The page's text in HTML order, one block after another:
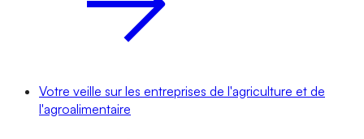
Votre veille sur les entreprises de l'agriculture et de
l'agroalimentaire